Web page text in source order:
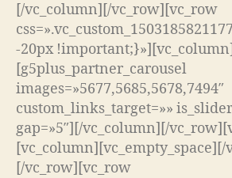
[/vc_column][/vc_row][vc_row
-20px !important;}»][vc_column]
[g5plus_partner_carousel
images=»5677,5685,5678,7494″
custom_links_target=»»
gap=»5″][/vc_column][/
[vc_column][vc_empty_space][/
[/vc_row][vc_row